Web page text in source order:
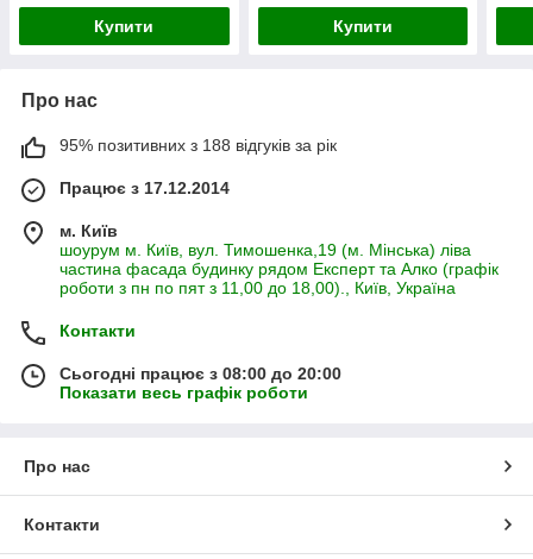
Купити Купити
Про нас
95% позитивних з 188 відгуків за рік
Працює з 17.12.2014
м. Київ
шоурум м. Київ, вул. Тимошенка,19 (м. Мінська) ліва
частина фасада будинку рядом Експерт та Алко (графік
роботи з пн по пят з 11,00 до 18,00)., Київ, Україна
Контакти
Сьогодні працює з 08:00 до 20:00
Показати весь графік роботи
Про нас
Контакти